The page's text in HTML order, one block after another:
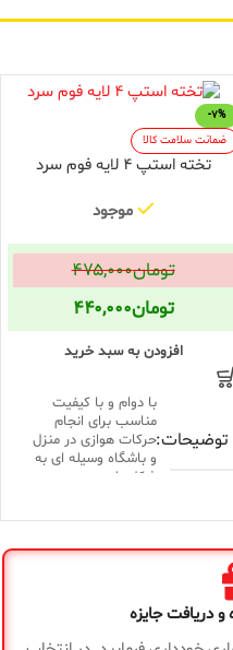
-7%
ضمانت سلامت کالا
تخته استپ 4 لایه فوم سرد
موجود
تومان۴۷۵,۰۰۰
تومان۴۴۰,۰۰۰
افزودن به سبد خرید
توضیحات
با دوام و با کیفیت
مناسب برای انجام
حرکات هوازی در منزل
و باشگاه وسیله ای به
شکل پله
رنگ
صورتی,قرمز,مشکی,
دریافت جایزه